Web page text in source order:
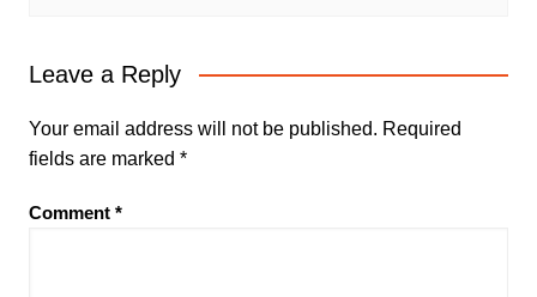
Leave a Reply
Your email address will not be published. Required
fields are marked *
Comment *